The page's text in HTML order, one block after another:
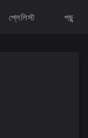
প্লেলিস্ট পছন্দ